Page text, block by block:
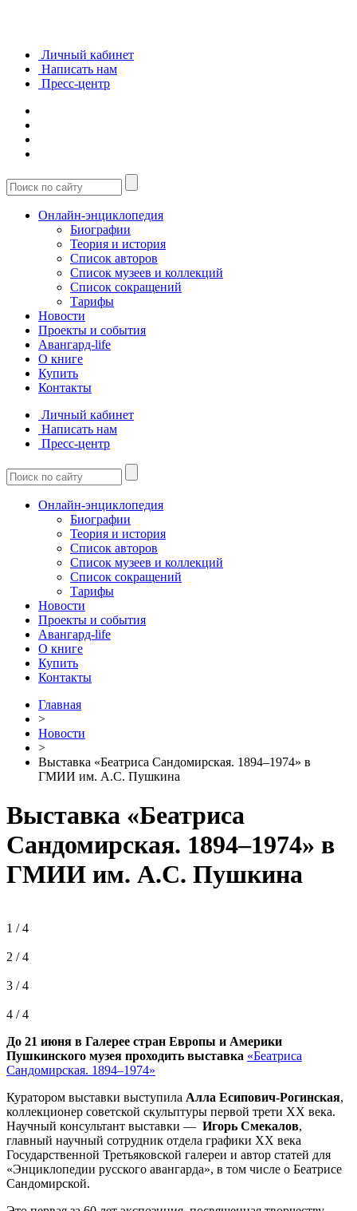
Личный кабинет
Написать нам
Пресс-центр
Онлайн-энциклопедия
Биографии
Теория и история
Список авторов
Список музеев и коллекций
Список сокращений
Тарифы
Новости
Проекты и события
Авангард-life
О книге
Купить
Контакты
Личный кабинет
Написать нам
Пресс-центр
Онлайн-энциклопедия
Биографии
Теория и история
Список авторов
Список музеев и коллекций
Список сокращений
Тарифы
Новости
Проекты и события
Авангард-life
О книге
Купить
Контакты
Главная
>
Новости
>
Выставка «Беатриса Сандомирская. 1894–1974» в
ГМИИ им. А.С. Пушкина
Выставка «Беатриса
Сандомирская. 1894–1974» в
ГМИИ им. А.С. Пушкина
1 / 4
2 / 4
3 / 4
4 / 4
До 21 июня в Галерее стран Европы и Америки
Пушкинского музея проходить выставка «Беатриса
Сандомирская. 1894–1974»
Куратором выставки выступила Алла Есипович-Рогинская,
коллекционер советской скульптуры первой трети XX века.
Научный консультант выставки — Игорь Смекалов,
главный научный сотрудник отдела графики XX века
Государственной Третьяковской галереи и автор статей для
«Энциклопедии русского авангарда», в том числе о Беатрисе
Сандомирской.